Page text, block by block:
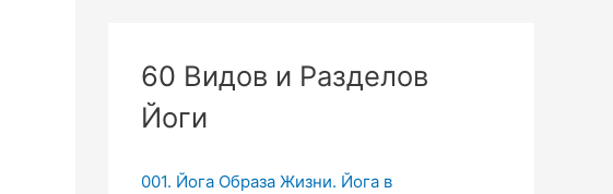
60 Видов и Разделов
Йоги
001. Йога Образа Жизни. Йога в